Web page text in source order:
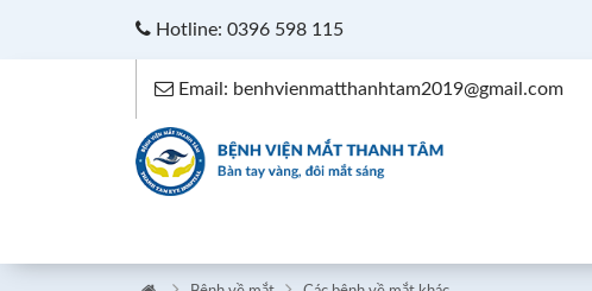
Hotline: 0396 598 115
Email: benhvienmatthanhtam2019@gmail.com